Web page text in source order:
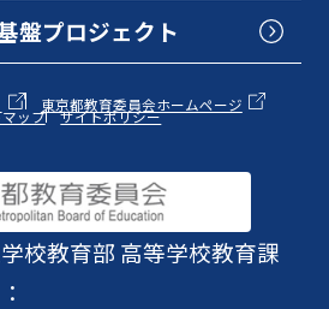
校教育部 高等学校教育課
盤プロジェクト
東京都教育委員会ホームページ
ップ サイトポリシー